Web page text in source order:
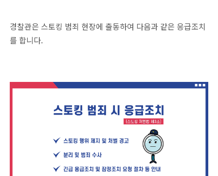
경찰관은 스토킹 범죄 현장에 출동하여 다음과 같은 응급조치
를 합니다.